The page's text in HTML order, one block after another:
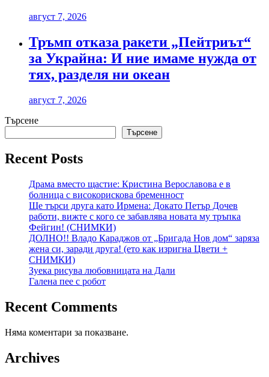
август 7, 2026
Тръмп отказа ракети „Пейтриът“
за Украйна: И ние имаме нужда от
тях, разделя ни океан
август 7, 2026
Търсене
Търсене
Recent Posts
Драма вместо щастие: Кристина Верославова е в
болница с високорискова бременност
Ще търси друга като Ирмена: Докато Петър Дочев
работи, вижте с кого се забавлява новата му тръпка
Фейгин! (СНИМКИ)
ДОЛНО!! Владо Караджов от „Бригада Нов дом“ заряза
жена си, заради друга! (ето как изригна Цвети +
СНИМКИ)
Зуека рисува любовницата на Дали
Галена пее с робот
Recent Comments
Няма коментари за показване.
Archives